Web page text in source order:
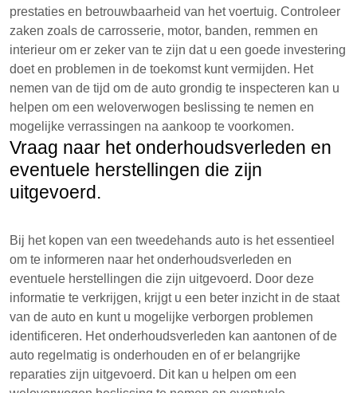
prestaties en betrouwbaarheid van het voertuig. Controleer
zaken zoals de carrosserie, motor, banden, remmen en
interieur om er zeker van te zijn dat u een goede investering
doet en problemen in de toekomst kunt vermijden. Het
nemen van de tijd om de auto grondig te inspecteren kan u
helpen om een weloverwogen beslissing te nemen en
mogelijke verrassingen na aankoop te voorkomen.
Vraag naar het onderhoudsverleden en
eventuele herstellingen die zijn
uitgevoerd.
Bij het kopen van een tweedehands auto is het essentieel
om te informeren naar het onderhoudsverleden en
eventuele herstellingen die zijn uitgevoerd. Door deze
informatie te verkrijgen, krijgt u een beter inzicht in de staat
van de auto en kunt u mogelijke verborgen problemen
identificeren. Het onderhoudsverleden kan aantonen of de
auto regelmatig is onderhouden en of er belangrijke
reparaties zijn uitgevoerd. Dit kan u helpen om een